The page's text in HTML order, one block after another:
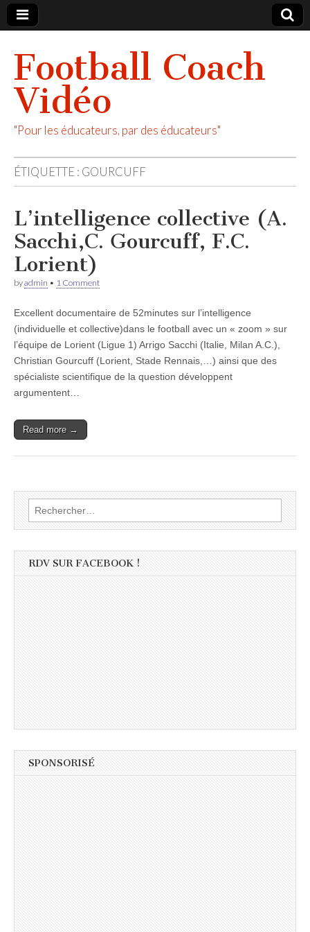
Football Coach
Vidéo
"Pour les éducateurs, par des éducateurs"
ÉTIQUETTE : GOURCUFF
L’intelligence collective (A.
Sacchi,C. Gourcuff, F.C.
Lorient)
byadmin • 1 Comment
Excellent documentaire de 52minutes sur l’intelligence
(individuelle et collective)dans le football avec un « zoom » sur
l’équipe de Lorient (Ligue 1) Arrigo Sacchi (Italie, Milan A.C.),
Christian Gourcuff (Lorient, Stade Rennais,…) ainsi que des
spécialiste scientifique de la question développent
argumentent…
Read more →
Rechercher :
RDV SUR FACEBOOK !
SPONSORISÉ